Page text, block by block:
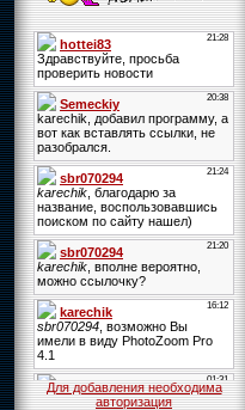
Для добавления необходима
авторизация